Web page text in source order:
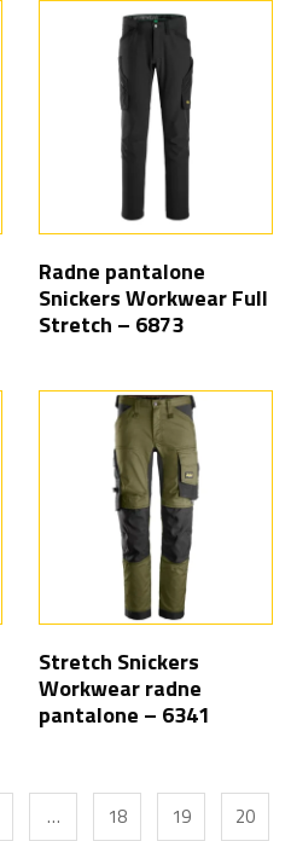
Radne pantalone
Snickers Workwear Full
Stretch – 6873
Stretch Snickers
Workwear radne
pantalone – 6341
… 18 19 20